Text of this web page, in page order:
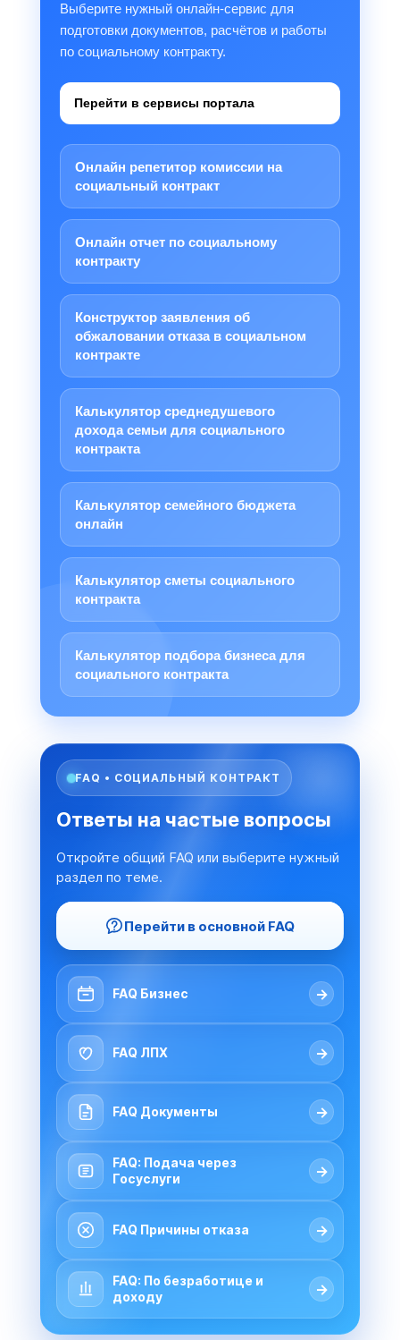
Выберите нужный онлайн-сервис для
подготовки документов, расчётов и работы
по социальному контракту.
Перейти в сервисы портала
Онлайн репетитор комиссии на
социальный контракт
Онлайн отчет по социальному
контракту
Конструктор заявления об
обжаловании отказа в социальном
контракте
Калькулятор среднедушевого
дохода семьи для социального
контракта
Калькулятор семейного бюджета
онлайн
Калькулятор сметы социального
контракта
Калькулятор подбора бизнеса для
социального контракта
FAQ • СОЦИАЛЬНЫЙ КОНТРАКТ
Ответы на частые вопросы
Откройте общий FAQ или выберите нужный
раздел по теме.
Перейти в основной FAQ
FAQ Бизнес →
FAQ ЛПХ →
FAQ Документы →
FAQ: Подача через
Госуслуги
→
FAQ Причины отказа →
FAQ: По безработице и
доходу
→